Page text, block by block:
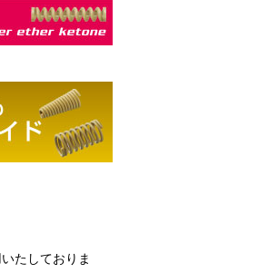
たしておりま